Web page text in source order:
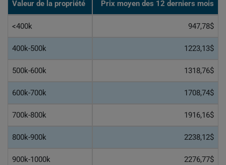
Valeur de la propriété Prix moyen des 12 derniers mois
<400k 947,78$
400k-500k 1223,13$
500k-600k 1318,76$
600k-700k 1708,74$
700k-800k 1916,16$
800k-900k 2238,12$
900k-1000k 2276,77$